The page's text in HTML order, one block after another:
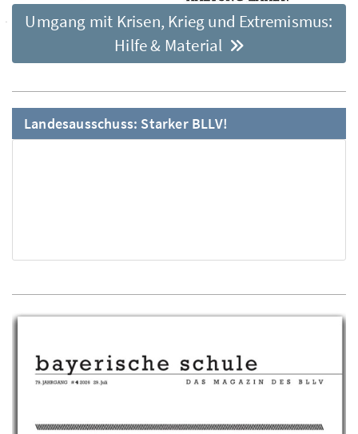
Umgang mit Krisen, Krieg und Extremismus:
Hilfe & Material
Landesausschuss: Starker BLLV!